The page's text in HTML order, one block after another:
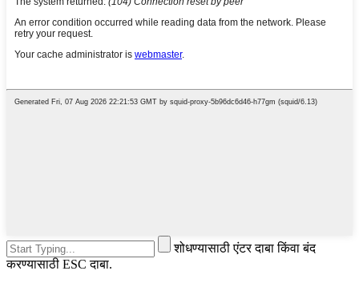
शोधण्यासाठी एंटर दाबा किंवा बंद
करण्यासाठी ESC दाबा.